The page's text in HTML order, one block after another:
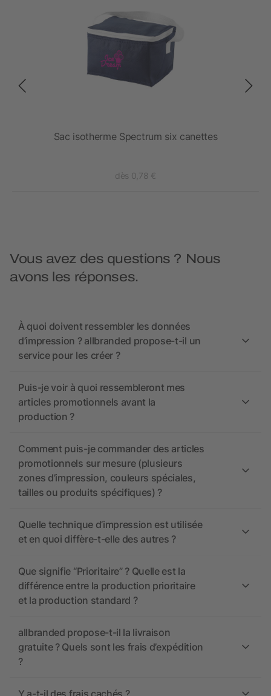
Sac isotherme Spectrum six canettes
dès 0,78 €
Vous avez des questions ? Nous
avons les réponses.
À quoi doivent ressembler les données
d’impression ? allbranded propose-t-il un
service pour les créer ?
Puis-je voir à quoi ressembleront mes
articles promotionnels avant la
production ?
Comment puis-je commander des articles
promotionnels sur mesure (plusieurs
zones d’impression, couleurs spéciales,
tailles ou produits spécifiques) ?
Quelle technique d’impression est utilisée
et en quoi diffère-t-elle des autres ?
Que signifie “Prioritaire” ? Quelle est la
différence entre la production prioritaire
et la production standard ?
allbranded propose-t-il la livraison
gratuite ? Quels sont les frais d’expédition
?